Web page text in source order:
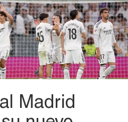
Madrid